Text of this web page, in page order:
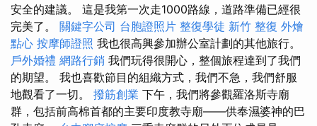
安全的建議。 這是我第一次走1000路線，道路準備已經很
完美了。 關鍵字公司 台胞證照片 整復學徒 新竹 整復 外燴
點心 按摩師證照 我也很高興參加辦公室計劃的其他旅行。
戶外婚禮 網路行銷 我們玩得很開心，整個旅程達到了我們
的期望。 我也喜歡節目的組織方式，我們不急，我們舒服
地觀看了一切。 撥筋創業 下午，我們將參觀羅洛斯寺廟
群，包括前高棉首都的主要印度教寺廟——供奉濕婆神的巴